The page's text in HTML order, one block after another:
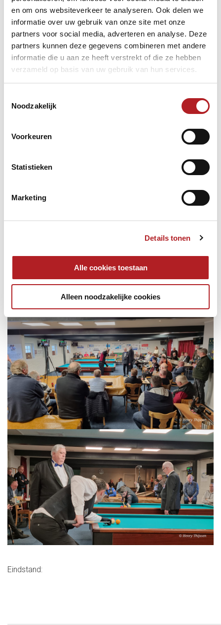
en om ons websiteverkeer te analyseren. Ook delen we
informatie over uw gebruik van onze site met onze
partners voor social media, adverteren en analyse. Deze
partners kunnen deze gegevens combineren met andere
informatie die u aan ze heeft verstrekt of die ze hebben
verzameld op basis van uw gebruik van hun services.
Noodzakelijk
Voorkeuren
Statistieken
Marketing
Details tonen
Alle cookies toestaan
Alleen noodzakelijke cookies
het brons tegen Michel van Silfhout met 200-183 in 5,
hoogste series 132 voor Timmers, 114 voor Van Silfhout.
Het overall moyenne van Swertz: een ongekende 52,500.
Eindstand: